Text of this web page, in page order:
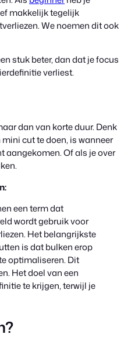
makkelijk tegelijk
We noemen dit ook
stuk beter, dan dat je focus
verliest.
dan van korte duur. Denk
cut te doen, is wanneer
aangekomen. Of als je over
een term dat
wordt gebruik voor
Het belangrijkste
is dat bulken erop
optimaliseren. Dit
Het doel van een
te krijgen, terwijl je